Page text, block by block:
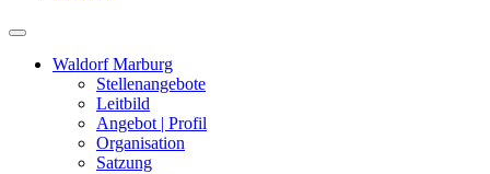
Waldorf Marburg
Stellenangebote
Leitbild
Angebot | Profil
Organisation
Satzung